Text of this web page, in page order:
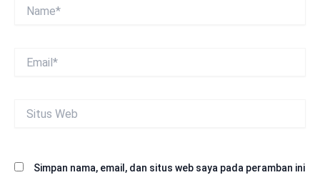
Web
Simpan nama, email, dan situs web saya pada peramban ini